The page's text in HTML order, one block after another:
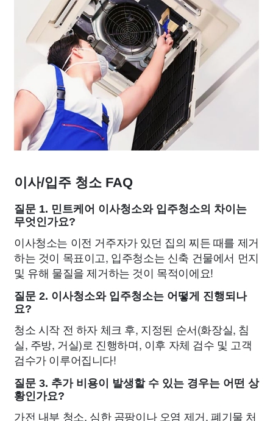
이사/입주 청소 FAQ
질문 1. 민트케어 이사청소와 입주청소의 차이는
무엇인가요?
이사청소는 이전 거주자가 있던 집의 찌든 때를 제거
하는 것이 목표이고, 입주청소는 신축 건물에서 먼지
및 유해 물질을 제거하는 것이 목적이에요!
질문 2. 이사청소와 입주청소는 어떻게 진행되나
요?
청소 시작 전 하자 체크 후, 지정된 순서(화장실, 침
실, 주방, 거실)로 진행하며, 이후 자체 검수 및 고객
검수가 이루어집니다!
질문 3. 추가 비용이 발생할 수 있는 경우는 어떤 상
황인가요?
가전 내부 청소, 심한 곰팡이나 오염 제거, 폐기물 처